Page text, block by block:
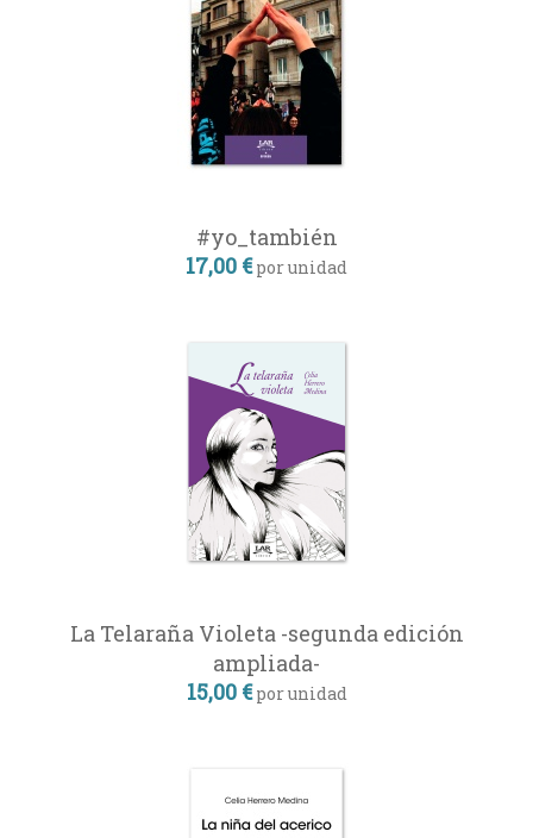
#yo_también
17,00 € por unidad
La Telaraña Violeta -segunda edición
ampliada-
15,00 € por unidad